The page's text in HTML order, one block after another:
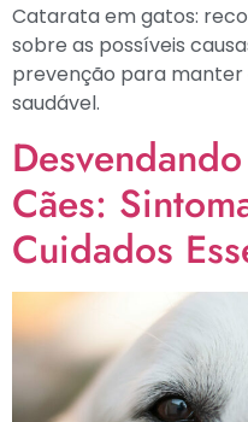
Catarata em gatos:
sobre as possíveis
prevenção para manter
saudável.
Cães:
Cuidados